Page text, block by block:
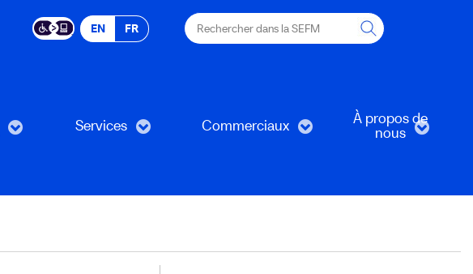
EN FR
Rechercher
dans
Services Commerciaux À propos de
nous